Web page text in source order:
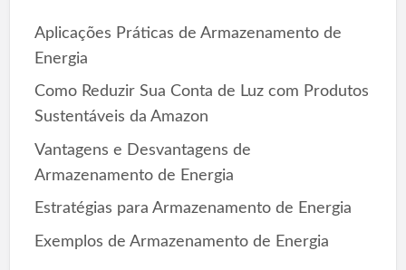
o
r
Aplicações Práticas de Armazenamento de
Energia
Como Reduzir Sua Conta de Luz com Produtos
Sustentáveis da Amazon
Vantagens e Desvantagens de
Armazenamento de Energia
Estratégias para Armazenamento de Energia
Exemplos de Armazenamento de Energia